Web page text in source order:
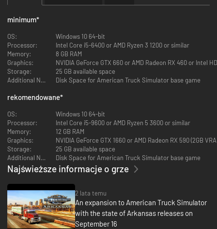
The Premium Edition includes:
American Truck Simulator Base Game (with California, Nevada and
Arizona)
Oregon
Cargo Packs
Special Transport
Forest Machinery
Sports Paint Jobs Pack
Retrowave Paint Jobs Pack
Steampunk Paint Jobs Pack
minimum*
OS:
Windows 10 64-bit
Processor:
Intel Core i5-6400 or AMD Ryzen 3 1200 or similar
Memory:
8 GB RAM
Graphics:
NVIDIA GeForce GTX 660 or AMD Radeon RX 460 or Intel
Storage:
25 GB available space
Additional Notes:
Disk Space for American Truck Simulator base game
rekomendowane*
OS:
Windows 10 64-bit
Processor:
Intel Core i5-9600 or AMD Ryzen 5 3600 or similar
Memory:
12 GB RAM
Graphics:
NVIDIA GeForce GTX 1660 or AMD Radeon RX 590 (2GB
Storage:
25 GB available space
Additional Notes:
Disk Space for American Truck Simulator base game
Najświeższe informacje o grze
2 lata temu
An expansion to American Truck Simulator
with the state of Arkansas releases on
September 16